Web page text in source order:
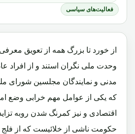
فعالیت‌های سیاسی
از خورد تا بزرگ همه از تعویق
وحدت ملی نگران استند و از افراد
مدنی و نمایندگان مجلسین شورای
که یکی از عوامل مهم خرابی وضع
اقتصادی و نیز کمرنگ شدن روبه
حکومت ناشی از خلائیست که از